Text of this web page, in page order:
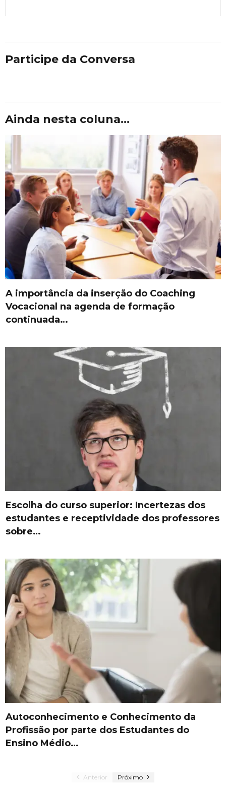
Participe da Conversa
Ainda nesta coluna...
A importância da inserção do Coaching
Vocacional na agenda de formação
continuada…
Escolha do curso superior: Incertezas dos
estudantes e receptividade dos professores
sobre…
Autoconhecimento e Conhecimento da
Profissão por parte dos Estudantes do
Ensino Médio…
Anterior Próximo